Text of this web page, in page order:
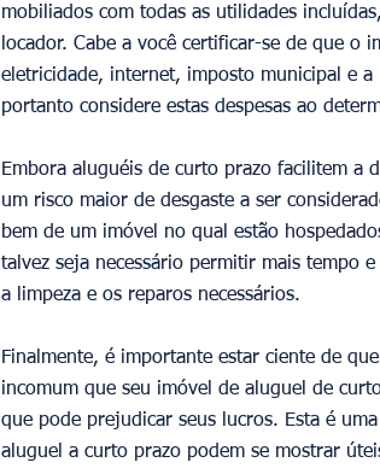
mobiliados com todas as utilidades
locador. Cabe a você certificar-se de que o
eletricidade, internet, imposto municipal e a
portanto considere estas despesas ao
Embora aluguéis de curto prazo facilitem a
um risco maior de desgaste a ser
bem de um imóvel no qual estão
talvez seja necessário permitir mais tempo
a limpeza e os reparos necessários.
Finalmente, é importante estar ciente de
incomum que seu imóvel de aluguel de
que pode prejudicar seus lucros. Esta é
aluguel a curto prazo podem se mostrar